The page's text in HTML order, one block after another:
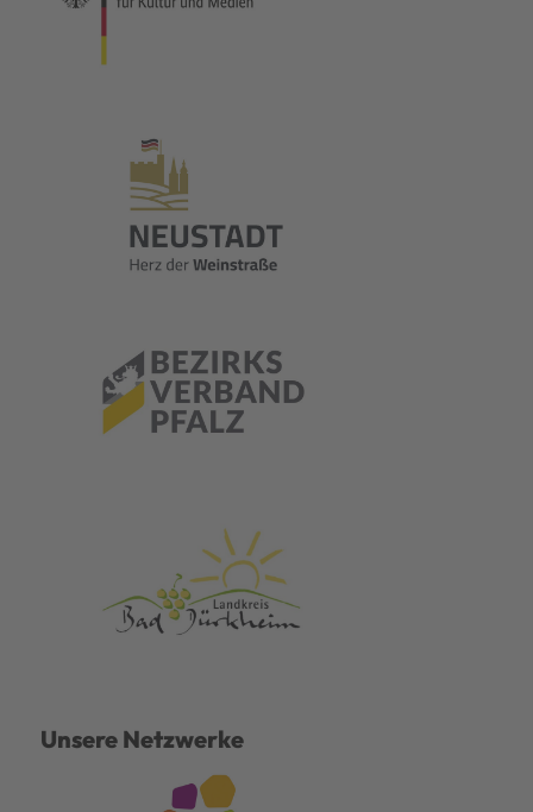
Unsere Netzwerke